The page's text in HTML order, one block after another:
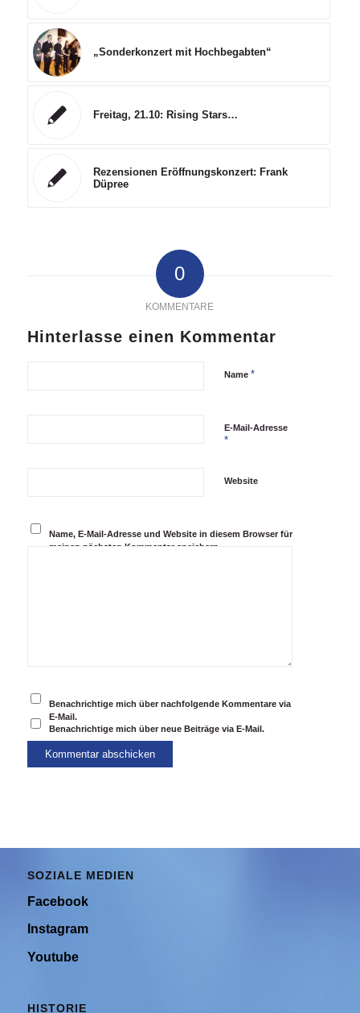
„Sonderkonzert mit Hochbegabten“
Freitag, 21.10: Rising Stars…
Rezensionen Eröffnungskonzert: Frank
Düpree
0
KOMMENTARE
Hinterlasse einen Kommentar
Name *
E-Mail-Adresse
*
Website
Name, E-Mail-Adresse und Website in diesem Browser für
meinen nächsten Kommentar speichern.
Benachrichtige mich über nachfolgende Kommentare via
E-Mail.
Benachrichtige mich über neue Beiträge via E-Mail.
SOZIALE MEDIEN
Facebook
Instagram
Youtube
HISTORIE